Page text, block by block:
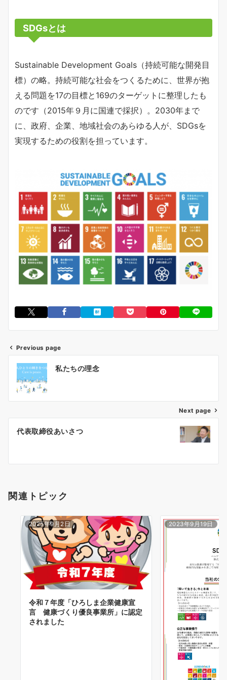
SDGsとは
Sustainable Development Goals（持続可能な開発目
標）の略。持続可能な社会をつくるために、世界が抱
える問題を17の目標と169のターゲットに整理したも
のです（2015年９月に国連で採択）。2030年まで
に、政府、企業、地域社会のあらゆる人が、SDGsを
実現するための役割を担っています。
投
稿
ナ
ゲ
シ
ン
Previous page
私たちの理念
Next page
代表取締役あいさつ
関連トピック
2025年9月2日
令和７年度「ひろしま企業健康宣
言 健康づくり優良事業所」に認定
されました
2023年9月19日